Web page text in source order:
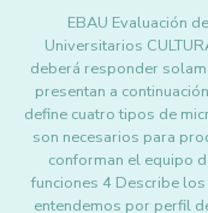
EBAU Evaluación
Universitarios
deberá responder
presentan a
define cuatro tipos de
son necesarios para
conforman el equipo
funciones 4 Describe
entendemos por perfil